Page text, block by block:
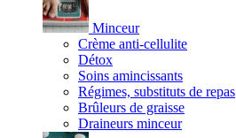
Minceur
Crème anti-cellulite
Détox
Soins amincissants
Régimes, substituts de repas
Brûleurs de graisse
Draineurs minceur